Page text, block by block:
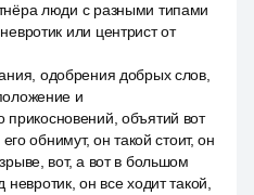
люди с разными типами
или центрист от
одобрения добрых слов,
и
прикосновений, объятий вот
обнимут, он такой стоит, он
вот, а вот в большом
он все ходит такой,